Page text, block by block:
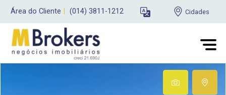
Área do Cliente (014) 3811-1212 Cidades